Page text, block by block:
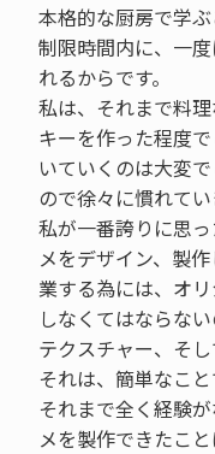
本格的な厨房で学
制限時間内に、一
れるからです。
私は、それまで料
キーを作った程度
いていくのは大変
ので徐々に慣れてい
私が一番誇りに思
メをデザイン、製
業する為には、オ
しなくてはならな
テクスチャー、そ
それは、簡単なこ
それまで全く経験
メを製作できたこ